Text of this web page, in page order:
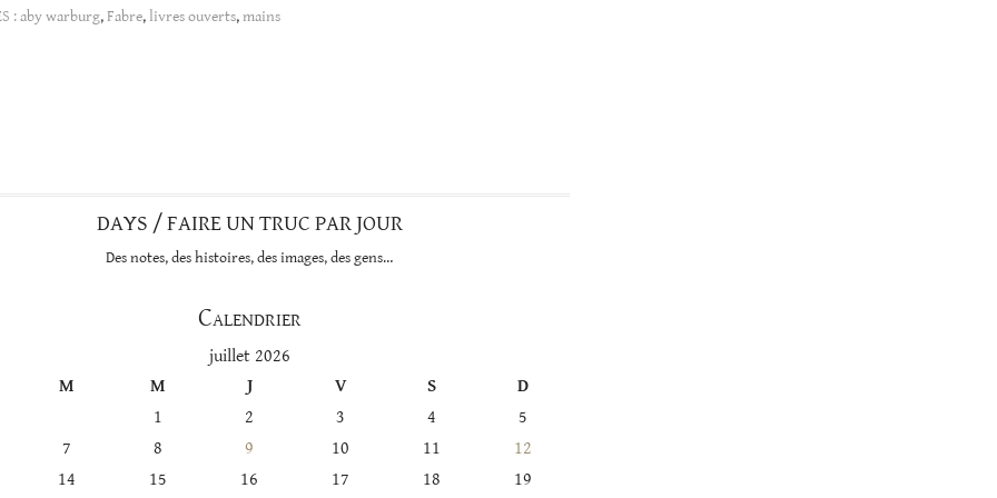
:aby warburg,Fabre,livres ouverts,mains
DAYS / FAIRE UN TRUC PAR JOUR
Des notes, des histoires, des images, des gens…
Calendrier
juillet 2026
M M J V S
D
1
2 3 4
5
7 8 9 10 11
12
14 15 16 17 18 19